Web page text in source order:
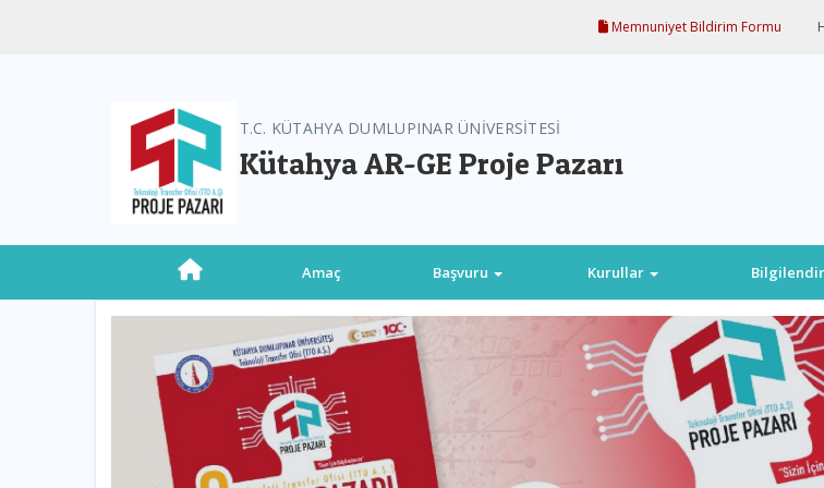
Memnuniyet Bildirim Formu
T.C. KÜTAHYA DUMLUPINAR ÜNİVERSİTESİ
Kütahya AR-GE Proje Pazarı
Amaç Başvuru Kurullar
Previous